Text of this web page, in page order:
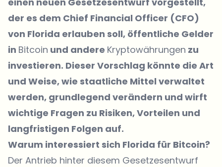
der es dem Chief Financial Officer (CFO)
von Florida erlauben soll, öffentliche Gelder
in Bitcoin und andere Kryptowährungen zu
investieren. Dieser Vorschlag könnte die Art
und Weise, wie staatliche Mittel verwaltet
werden, grundlegend verändern und wirft
wichtige Fragen zu Risiken, Vorteilen und
langfristigen Folgen auf.
Warum interessiert sich Florida für Bitcoin?
Der Antrieb hinter diesem Gesetzesentwurf